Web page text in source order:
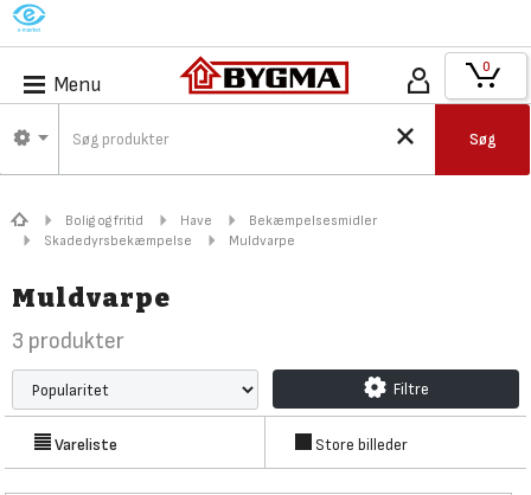
M
Menu
Søg
0
Bolig og fritid Have
Bekæmpelsesmidler
Skadedyrsbekæmpelse
Muldvarpe
Muldvarpe
3 produkter
Filtre
Vareliste Store billeder